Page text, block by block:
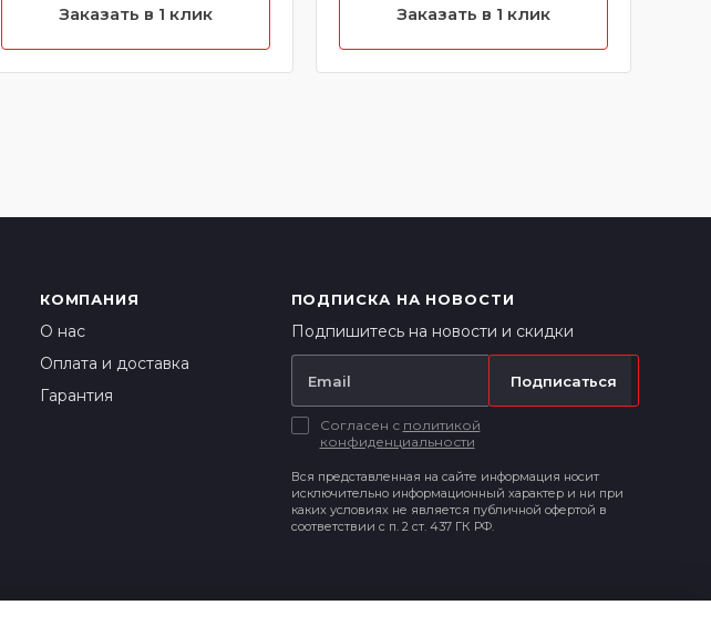
Заказать в 1 клик
Заказать в 1 клик
КОМПАНИЯ
О нас
Оплата и доставка
Гарантия
ПОДПИСКА НА НОВОСТИ
Подпишитесь на новости и скидки
Подписаться
Согласен с политикой
конфиденциальности
Вся представленная на сайте информация носит
исключительно информационный характер и ни при
каких условиях не является публичной офертой в
соответствии с п. 2 ст. 437 ГК РФ.